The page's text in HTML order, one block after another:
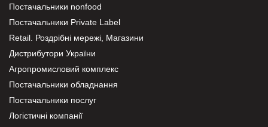
Постачальники nonfood
Постачальники Private Label
Retail. Роздрібні мережі, Магазини
Дистрибутори України
Агропромисловий комплекс
Постачальники обладнання
Постачальники послуг
Логістичні компанії